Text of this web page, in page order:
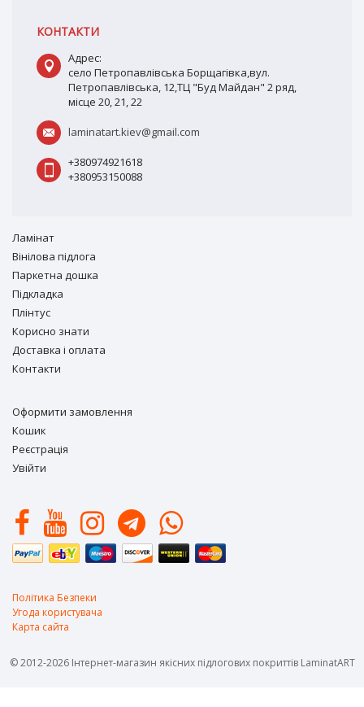
КОНТАКТИ
Адрес:
село Петропавлівська Борщагівка,вул.
Петропавлівська, 12,ТЦ "Буд Майдан" 2 ряд,
місце 20, 21, 22
laminatart.kiev@gmail.com
+380974921618
+380953150088
Ламiнат
Вiнiлова підлога
Паркетна дошка
Підкладка
Плінтус
Корисно знати
Доставка і оплата
Контакти
Оформити замовлення
Кошик
Реєстрація
Увійти
Політика Безпеки
Угода користувача
Карта сайта
© 2012-2026 Інтернет-магазин якісних підлогових покриттів LaminatART